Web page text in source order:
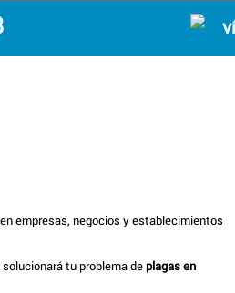
empresas, negocios y establecimientos
tu problema de plagas en